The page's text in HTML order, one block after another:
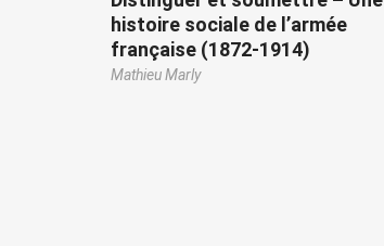
histoire sociale de l’armée
française (1872-1914)
Mathieu Marly